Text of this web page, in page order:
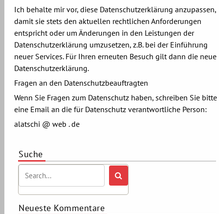
Ich behalte mir vor, diese Datenschutzerklärung anzupassen,
damit sie stets den aktuellen rechtlichen Anforderungen
entspricht oder um Änderungen in den Leistungen der
Datenschutzerklärung umzusetzen, z.B. bei der Einführung
neuer Services. Für Ihren erneuten Besuch gilt dann die neue
Datenschutzerklärung.
Fragen an den Datenschutzbeauftragten
Wenn Sie Fragen zum Datenschutz haben, schreiben Sie bitte
eine Email an die für Datenschutz verantwortliche Person:
alatschi @ web . de
Suche
Neueste Kommentare